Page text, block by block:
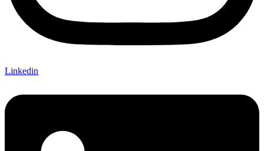
Linkedin